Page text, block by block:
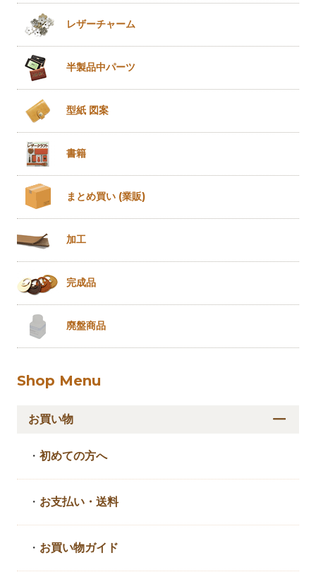
レザーチャーム
半製品中パーツ
型紙 図案
書籍
まとめ買い (業販)
加工
完成品
廃盤商品
Shop Menu
お買い物
・初めての方へ
・ お支払い・送料
・ お買い物ガイド